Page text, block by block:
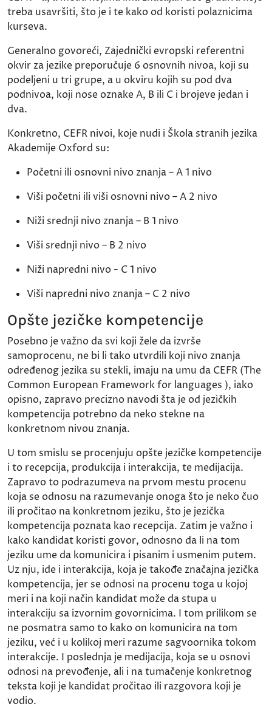
treba usavršiti, što je i te kako od koristi polaznicima
kurseva.
Generalno govoreći, Zajednički evropski referentni
okvir za jezike preporučuje 6 osnovnih nivoa, koji su
podeljeni u tri grupe, a u okviru kojih su pod dva
podnivoa, koji nose oznake A, B ili C i brojeve jedan i
dva.
Konkretno, CEFR nivoi, koje nudi i Škola stranih jezika
Akademije Oxford su:
Početni ili osnovni nivo znanja – A 1 nivo
Viši početni ili viši osnovni nivo – A 2 nivo
Niži srednji nivo znanja – B 1 nivo
Viši srednji nivo – B 2 nivo
Niži napredni nivo - C 1 nivo
Viši napredni nivo znanja – C 2 nivo
Opšte jezičke kompetencije
Posebno je važno da svi koji žele da izvrše
samoprocenu, ne bi li tako utvrdili koji nivo znanja
određenog jezika su stekli, imaju na umu da CEFR (The
Common European Framework for languages ), iako
opisno, zapravo precizno navodi šta je od jezičkih
kompetencija potrebno da neko stekne na
konkretnom nivou znanja.
U tom smislu se procenjuju opšte jezičke kompetencije
i to recepcija, produkcija i interakcija, te medijacija.
Zapravo to podrazumeva na prvom mestu procenu
koja se odnosu na razumevanje onoga što je neko čuo
ili pročitao na konkretnom jeziku, što je jezička
kompetencija poznata kao recepcija. Zatim je važno i
kako kandidat koristi govor, odnosno da li na tom
jeziku ume da komunicira i pisanim i usmenim putem.
Uz nju, ide i interakcija, koja je takođe značajna jezička
kompetencija, jer se odnosi na procenu toga u kojoj
meri i na koji način kandidat može da stupa u
interakciju sa izvornim govornicima. I tom prilikom se
ne posmatra samo to kako on komunicira na tom
jeziku, već i u kolikoj meri razume sagvoornika tokom
interakcije. I poslednja je medijacija, koja se u osnovi
odnosi na prevođenje, ali i na tumačenje konkretnog
teksta koji je kandidat pročitao ili razgovora koji je
vodio.